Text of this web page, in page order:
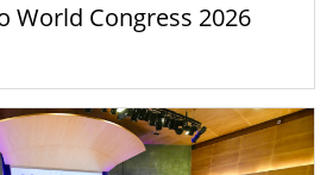
World Congress 2026